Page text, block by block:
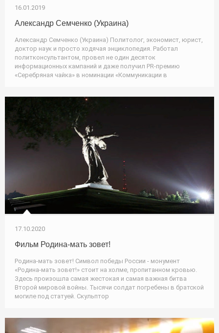
16.01.2019
Александр Семченко (Украина)
Александр Семченко (Украина) Политолог, экономист, юрист,
доктор наук и просто ходячая энциклопедия. Работал
политконсультантом, провел не один десяток
информационных кампаний и даже получил PR-премию
«Серебряная чайка» в номинации «Коммуникации в
17.10.2020
Фильм Родина-мать зовет!
Родина-мать зовет! Символ победы России - монумент
«Родина-мать зовет!» стоит на холме, пропитанном кровью.
Здесь произошла самая жестокая и самая важная битва
Второй мировой войны. Тысячи солдат погребены в братской
могиле под статуей. Скульптор